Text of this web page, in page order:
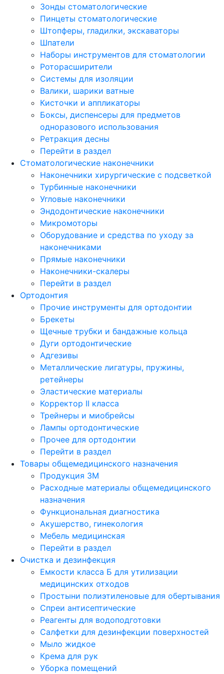
Зонды стоматологические
Пинцеты стоматологические
Штопферы, гладилки, экскаваторы
Шпатели
Наборы инструментов для стоматологии
Роторасширители
Системы для изоляции
Валики, шарики ватные
Кисточки и аппликаторы
Боксы, диспенсеры для предметов
одноразового использования
Ретракция десны
Перейти в раздел
Стоматологические наконечники
Наконечники хирургические с подсветкой
Турбинные наконечники
Угловые наконечники
Эндодонтические наконечники
Микромоторы
Оборудование и средства по уходу за
наконечниками
Прямые наконечники
Наконечники-скалеры
Перейти в раздел
Ортодонтия
Прочие инструменты для ортодонтии
Брекеты
Щечные трубки и бандажные кольца
Дуги ортодонтические
Адгезивы
Металлические лигатуры, пружины,
ретейнеры
Эластические материалы
Корректор II класса
Трейнеры и миобрейсы
Лампы ортодонтические
Прочее для ортодонтии
Перейти в раздел
Товары общемедицинского назначения
Продукция 3М
Расходные материалы общемедицинского
назначения
Функциональная диагностика
Акушерство, гинекология
Мебель медицинская
Перейти в раздел
Очистка и дезинфекция
Емкости класса Б для утилизации
медицинских отходов
Простыни полиэтиленовые для обертывания
Спреи антисептические
Реагенты для водоподготовки
Салфетки для дезинфекции поверхностей
Мыло жидкое
Крема для рук
Уборка помещений